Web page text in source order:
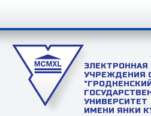
УЧРЕЖДЕНИЯ
УНИВЕРСИТЕТ
ИМЕНИ ЯНКИ